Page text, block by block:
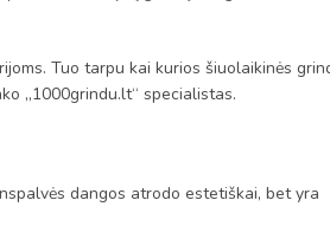
Tuo tarpu kai kurios šiuolaikinės
„1000grindu.lt“ specialistas.
dangos atrodo estetiškai, bet yra